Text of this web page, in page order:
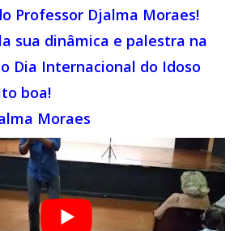
Professor Djalma Moraes!
sua dinâmica e palestra na
Dia Internacional do Idoso
boa!
Moraes